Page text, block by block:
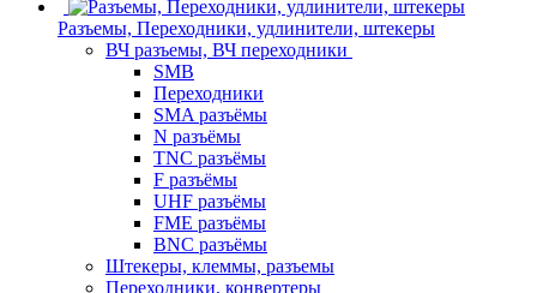
Разъемы, Переходники, удлинители, штекеры
ВЧ разъемы, ВЧ переходники
SMB
Переходники
SMA разъёмы
N разъёмы
TNC разъёмы
F разъёмы
UHF разъёмы
FME разъёмы
BNC разъёмы
Штекеры, клеммы, разъемы
Переходники, конвертеры